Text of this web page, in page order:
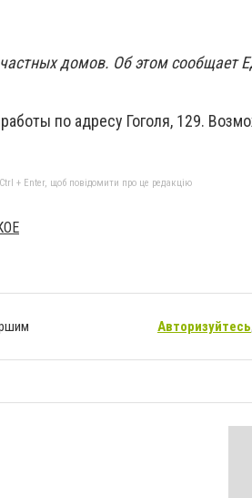
домов. Об этом сообщает
по адресу Гоголя, 129.
+ Enter, щоб повідомити про це редакцію
Авторизуйтесь